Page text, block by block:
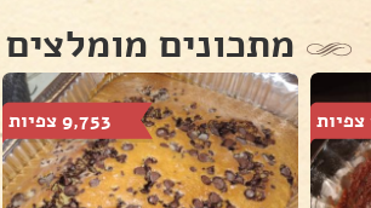
מתכונים מומלצים
9,753 צפיות